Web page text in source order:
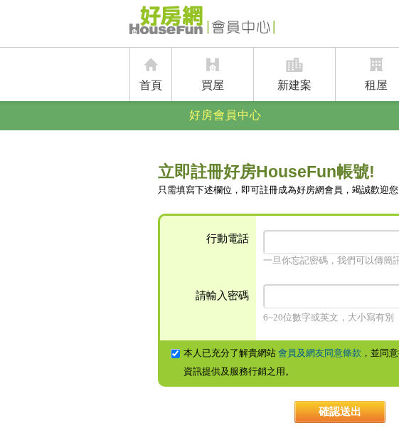
首頁 買屋 新建案 租屋
好房會員中心
立即註冊好房HouseFun帳號!
只需填寫下述欄位，即可註冊成為好房網會員，竭誠歡迎
行動電話
一旦你忘記密碼，我們可以傳簡
請輸入密碼
6~20位數字或英文，大小寫有別
本人已充分了解貴網站 會員及網友同意條款 ，並同
資訊提供及服務行銷之用。